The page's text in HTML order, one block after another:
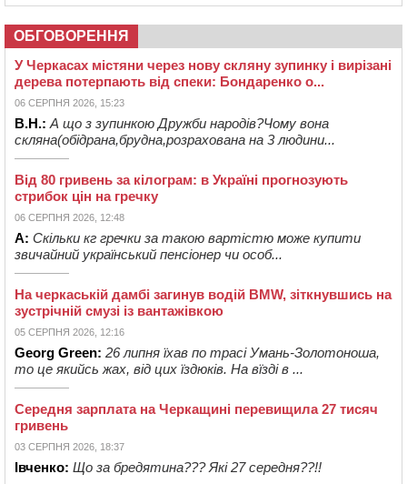
ОБГОВОРЕННЯ
У Черкасах містяни через нову скляну зупинку і вирізані
дерева потерпають від спеки: Бондаренко о...
06 СЕРПНЯ 2026, 15:23
В.Н.: А що з зупинкою Дружби народів?Чому вона
скляна(обідрана,брудна,розрахована на 3 людини...
Від 80 гривень за кілограм: в Україні прогнозують
стрибок цін на гречку
06 СЕРПНЯ 2026, 12:48
А: Скільки кг гречки за такою вартістю може купити
звичайний український пенсіонер чи особ...
На черкаській дамбі загинув водій BMW, зіткнувшись на
зустрічній смузі із вантажівкою
05 СЕРПНЯ 2026, 12:16
Georg Green: 26 липня їхав по трасі Умань-Золотоноша,
то це якийсь жах, від цих їздюків. На вїзді в ...
Середня зарплата на Черкащині перевищила 27 тисяч
гривень
03 СЕРПНЯ 2026, 18:37
Івченко: Що за бредятина??? Які 27 середня??!!